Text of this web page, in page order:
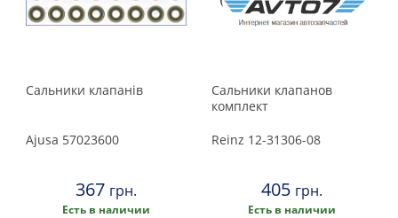
Сальники клапанiв
Ajusa 57023600
367 грн.
Есть в наличии
Сальники клапанов
комплект
Reinz 12-31306-08
405 грн.
Есть в наличии